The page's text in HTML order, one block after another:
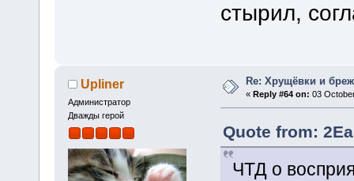
стырил,
Upliner
Администратор
Дважды герой
Re: Хрущёвки и
« Reply #64 on: 03
Quote from:
ЧТД о